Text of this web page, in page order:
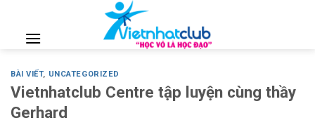
content
BÀI VIẾT, UNCATEGORIZED
Vietnhatclub Centre tập luyện cùng thầy
Gerhard